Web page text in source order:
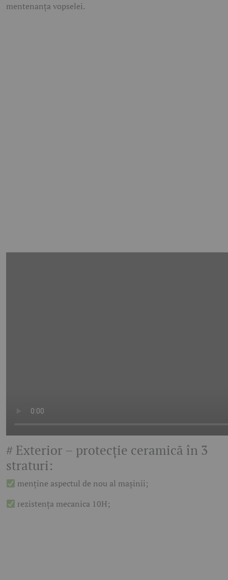
mentenanța vopselei.
# Exterior – protecție ceramică în 3
straturi:
menține aspectul de nou al mașinii;
rezistența mecanica 10H;